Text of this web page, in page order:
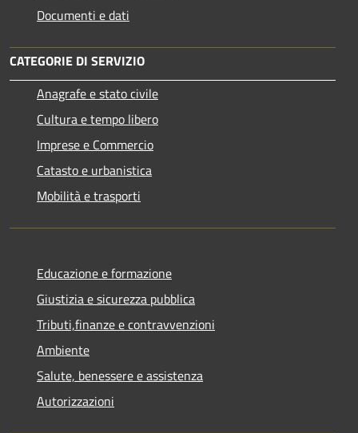
Documenti e dati
CATEGORIE DI SERVIZIO
Anagrafe e stato civile
Cultura e tempo libero
Imprese e Commercio
Catasto e urbanistica
Mobilità e trasporti
Educazione e formazione
Giustizia e sicurezza pubblica
Tributi,finanze e contravvenzioni
Ambiente
Salute, benessere e assistenza
Autorizzazioni